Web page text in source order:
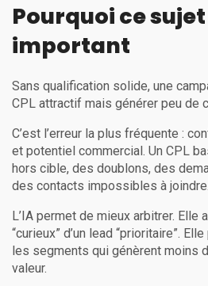
Pourquoi ce
important
Sans qualification solide, une
CPL attractif mais générer peu de
C’est l’erreur la plus fréquente :
et potentiel commercial. Un CPL
hors cible, des doublons, des
des contacts impossibles à joindre.
L’IA permet de mieux arbitrer. Elle
“curieux” d’un lead “prioritaire”.
les segments qui génèrent moins
valeur.